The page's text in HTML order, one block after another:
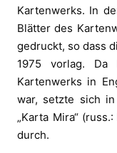
Kartenwerks. In
Blätter des
gedruckt, so dass
1975 vorlag. Da
Kartenwerks in
war, setzte sich
„Karta Mira“
durch.